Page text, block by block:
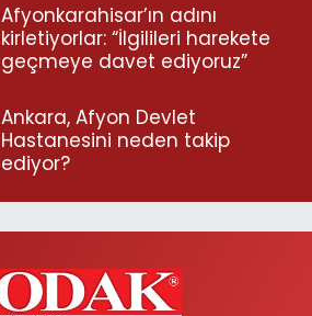
Afyonkarahisar’ın adını
kirletiyorlar: “İlgilileri harekete
geçmeye davet ediyoruz”
Ankara, Afyon Devlet
Hastanesini neden takip
ediyor?